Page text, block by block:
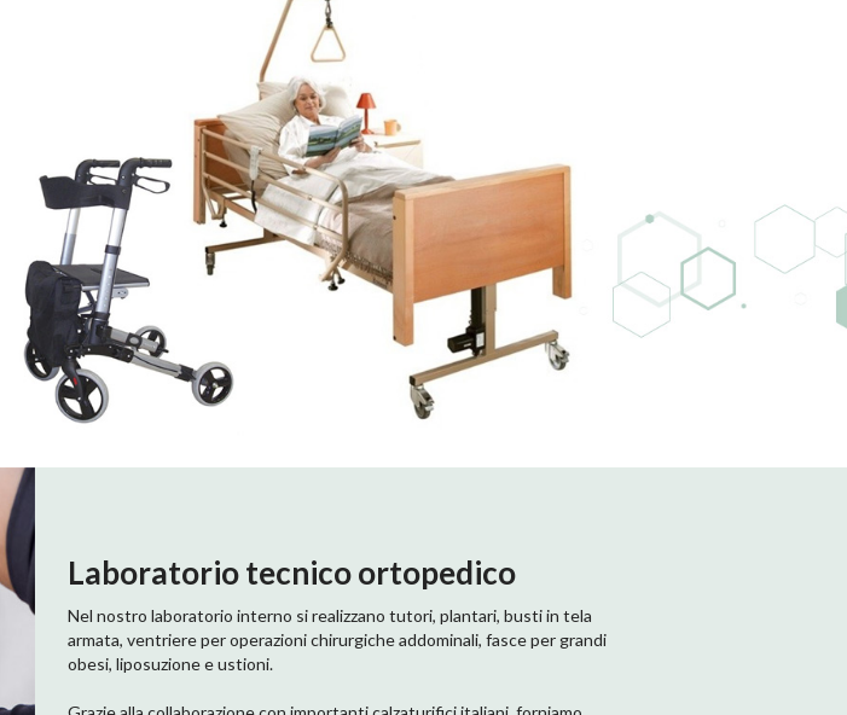
Laboratorio tecnico ortopedico
Nel nostro laboratorio interno si realizzano tutori, plantari, busti in tela
armata, ventriere per operazioni chirurgiche addominali, fasce per grandi
obesi, liposuzione e ustioni.